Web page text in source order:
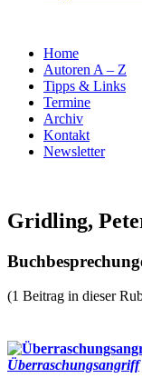
Home
Autoren A – Z
Tipps & Links
Termine
Archiv
Kontakt
Newsletter
Gridling,
(1 Beitrag in dieser
Überraschungsangriff